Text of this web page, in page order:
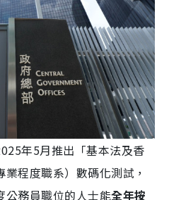
年5月推出「基本法及香
程度職系）數碼化測試，
公務員職位的人士能全年按